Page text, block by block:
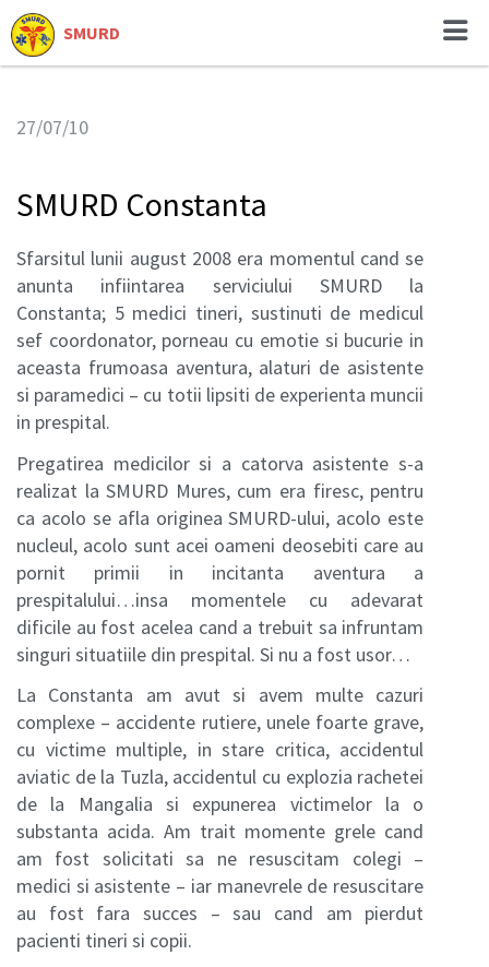
SMURD
27/07/10
SMURD Constanta
Sfarsitul lunii august 2008 era momentul cand se
anunta infiintarea serviciului SMURD la
Constanta; 5 medici tineri, sustinuti de medicul
sef coordonator, porneau cu emotie si bucurie in
aceasta frumoasa aventura, alaturi de asistente
si paramedici – cu totii lipsiti de experienta muncii
in prespital.
Pregatirea medicilor si a catorva asistente s-a
realizat la SMURD Mures, cum era firesc, pentru
ca acolo se afla originea SMURD-ului, acolo este
nucleul, acolo sunt acei oameni deosebiti care au
pornit primii in incitanta aventura a
prespitalului…insa momentele cu adevarat
dificile au fost acelea cand a trebuit sa infruntam
singuri situatiile din prespital. Si nu a fost usor…
La Constanta am avut si avem multe cazuri
complexe – accidente rutiere, unele foarte grave,
cu victime multiple, in stare critica, accidentul
aviatic de la Tuzla, accidentul cu explozia rachetei
de la Mangalia si expunerea victimelor la o
substanta acida. Am trait momente grele cand
am fost solicitati sa ne resuscitam colegi –
medici si asistente – iar manevrele de resuscitare
au fost fara succes – sau cand am pierdut
pacienti tineri si copii.